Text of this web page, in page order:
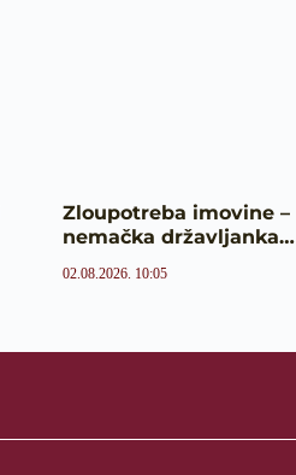
Zloupotreba imovine –
nemačka državljanka…
02.08.2026. 10:05